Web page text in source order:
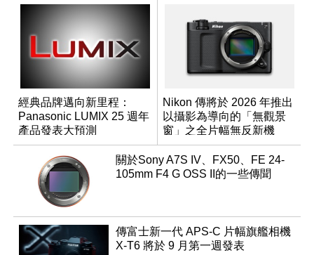
經典品牌邁向新里程：
Panasonic LUMIX 25 週年
產品發表大預測
Nikon 傳將於 2026 年推出
以攝影為導向的「無觀景
窗」之全片幅無反新機
關於Sony A7S IV、FX50、FE 24-
105mm F4 G OSS II的一些傳聞
傳富士新一代 APS-C 片幅旗艦相機
X-T6 將於 9 月第一週發表